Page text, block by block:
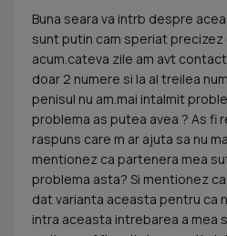
Buna seara va intrb despre
sunt putin cam speriat precizez
acum.cateva zile am avt
doar 2 numere si la al treilea
penisul nu am.mai intalmit
problema as putea avea ? As fi
raspuns care m ar ajuta sa nu
mentionez ca partenera mea
problema asta? Si mentionez
dat varianta aceasta pentru ca
intra aceasta intrebarea a mea